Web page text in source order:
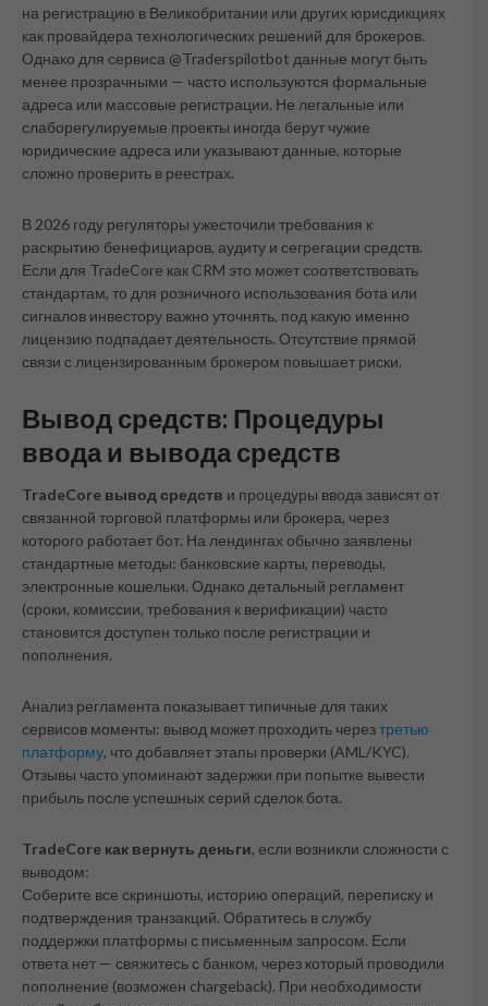
на регистрацию в Великобритании или других юрисдикциях
как провайдера технологических решений для брокеров.
Однако для сервиса @Traderspilotbot данные могут быть
менее прозрачными — часто используются формальные
адреса или массовые регистрации. Не легальные или
слаборегулируемые проекты иногда берут чужие
юридические адреса или указывают данные, которые
сложно проверить в реестрах.
В 2026 году регуляторы ужесточили требования к
раскрытию бенефициаров, аудиту и сегрегации средств.
Если для TradeCore как CRM это может соответствовать
стандартам, то для розничного использования бота или
сигналов инвестору важно уточнять, под какую именно
лицензию подпадает деятельность. Отсутствие прямой
связи с лицензированным брокером повышает риски.
Вывод средств: Процедуры
ввода и вывода средств
TradeCore вывод средств и процедуры ввода зависят от
связанной торговой платформы или брокера, через
которого работает бот. На лендингах обычно заявлены
стандартные методы: банковские карты, переводы,
электронные кошельки. Однако детальный регламент
(сроки, комиссии, требования к верификации) часто
становится доступен только после регистрации и
пополнения.
Анализ регламента показывает типичные для таких
сервисов моменты: вывод может проходить черезтретью
платформу, что добавляет этапы проверки (AML/KYC).
Отзывы часто упоминают задержки при попытке вывести
прибыль после успешных серий сделок бота.
TradeCore как вернуть деньги, если возникли сложности с
выводом:
Соберите все скриншоты, историю операций, переписку и
подтверждения транзакций. Обратитесь в службу
поддержки платформы с письменным запросом. Если
ответа нет — свяжитесь с банком, через который проводили
пополнение (возможен chargeback). При необходимости